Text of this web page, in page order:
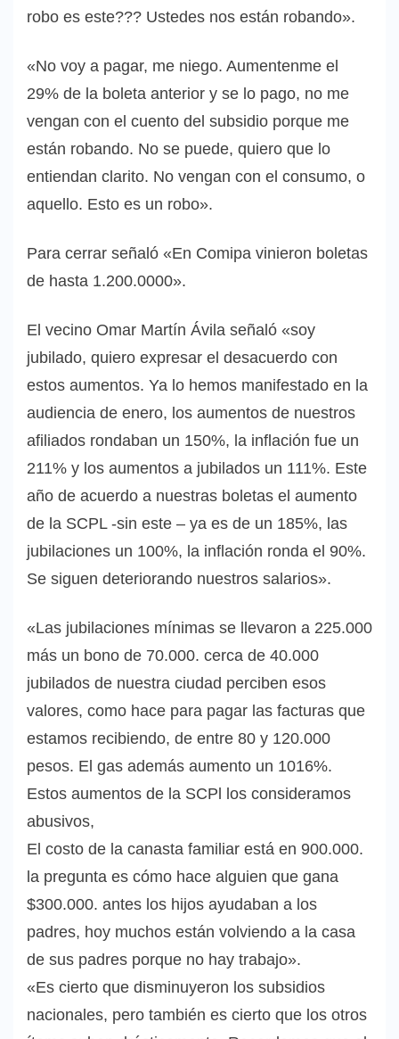
robo es este??? Ustedes nos están robando».
«No voy a pagar, me niego. Aumentenme el
29% de la boleta anterior y se lo pago, no me
vengan con el cuento del subsidio porque me
están robando. No se puede, quiero que lo
entiendan clarito. No vengan con el consumo, o
aquello. Esto es un robo».
Para cerrar señaló «En Comipa vinieron boletas
de hasta 1.200.0000».
El vecino Omar Martín Ávila señaló «soy
jubilado, quiero expresar el desacuerdo con
estos aumentos. Ya lo hemos manifestado en la
audiencia de enero, los aumentos de nuestros
afiliados rondaban un 150%, la inflación fue un
211% y los aumentos a jubilados un 111%. Este
año de acuerdo a nuestras boletas el aumento
de la SCPL -sin este – ya es de un 185%, las
jubilaciones un 100%, la inflación ronda el 90%.
Se siguen deteriorando nuestros salarios».
«Las jubilaciones mínimas se llevaron a 225.000
más un bono de 70.000. cerca de 40.000
jubilados de nuestra ciudad perciben esos
valores, como hace para pagar las facturas que
estamos recibiendo, de entre 80 y 120.000
pesos. El gas además aumento un 1016%.
Estos aumentos de la SCPl los consideramos
abusivos,
El costo de la canasta familiar está en 900.000.
la pregunta es cómo hace alguien que gana
$300.000. antes los hijos ayudaban a los
padres, hoy muchos están volviendo a la casa
de sus padres porque no hay trabajo».
«Es cierto que disminuyeron los subsidios
nacionales, pero también es cierto que los otros